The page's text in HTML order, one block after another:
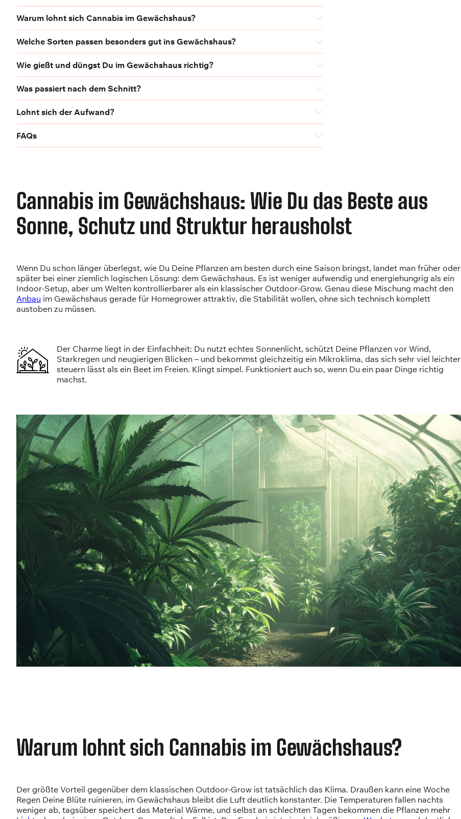
Warum lohnt sich Cannabis im Gewächshaus?
Welche Sorten passen besonders gut ins Gewächshaus?
Wie gießt und düngst Du im Gewächshaus richtig?
Was passiert nach dem Schnitt?
Lohnt sich der Aufwand?
FAQs
Cannabis im Gewächshaus: Wie Du das Beste aus
Sonne, Schutz und Struktur herausholst
Wenn Du schon länger überlegst, wie Du Deine Pflanzen am besten durch eine Saison bringst, landet man früher oder
später bei einer ziemlich logischen Lösung: dem Gewächshaus. Es ist weniger aufwendig und energiehungrig als ein
Indoor-Setup, aber um Welten kontrollierbarer als ein klassischer Outdoor-Grow. Genau diese Mischung macht den
Anbau im Gewächshaus gerade für Homegrower attraktiv, die Stabilität wollen, ohne sich technisch komplett
austoben zu müssen.
Der Charme liegt in der Einfachheit: Du nutzt echtes Sonnenlicht, schützt Deine Pflanzen vor Wind,
Starkregen und neugierigen Blicken – und bekommst gleichzeitig ein Mikroklima, das sich sehr viel leichter
steuern lässt als ein Beet im Freien. Klingt simpel. Funktioniert auch so, wenn Du ein paar Dinge richtig
machst.
Warum lohnt sich Cannabis im Gewächshaus?
Der größte Vorteil gegenüber dem klassischen Outdoor-Grow ist tatsächlich das Klima. Draußen kann eine Woche
Regen Deine Blüte ruinieren, im Gewächshaus bleibt die Luft deutlich konstanter. Die Temperaturen fallen nachts
weniger ab, tagsüber speichert das Material Wärme, und selbst an schlechten Tagen bekommen die Pflanzen mehr